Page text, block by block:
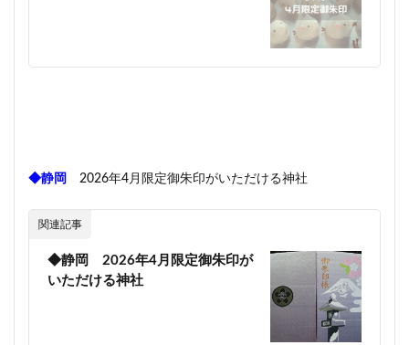
◆静岡 2026年4月限定御朱印がいただける神社
関連記事
◆静岡 2026年4月限定御朱印が
いただける神社